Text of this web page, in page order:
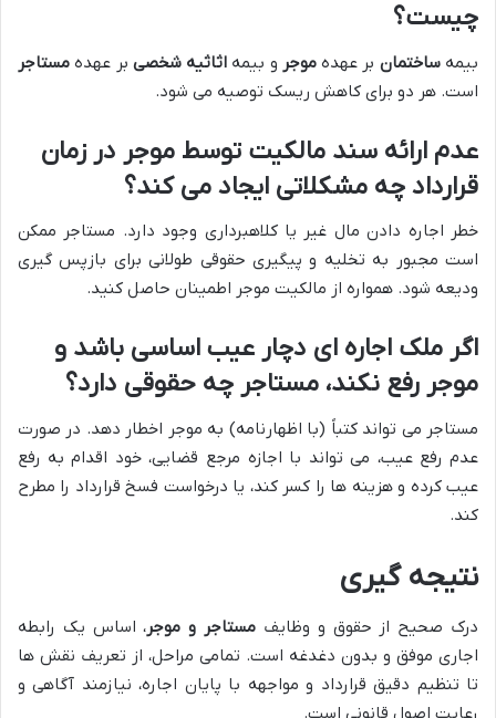
چیست؟
بیمهساختمان بر عهدهموجر و بیمه اثاثیه شخصی بر عهده مستاجر
است. هر دو برای کاهش ریسک توصیه می شود.
عدم ارائه سند مالکیت توسط موجر در زمان
قرارداد چه مشکلاتی ایجاد می کند؟
خطر اجاره دادن مال غیر یا کلاهبرداری وجود دارد. مستاجر ممکن
است مجبور به تخلیه و پیگیری حقوقی طولانی برای بازپس گیری
ودیعه شود. همواره از مالکیت موجر اطمینان حاصل کنید.
اگر ملک اجاره ای دچار عیب اساسی باشد و
موجر رفع نکند، مستاجر چه حقوقی دارد؟
مستاجر می تواند کتباً (با اظهارنامه) به موجر اخطار دهد. در صورت
عدم رفع عیب، می تواند با اجازه مرجع قضایی، خود اقدام به رفع
عیب کرده و هزینه ها را کسر کند، یا درخواست فسخ قرارداد را مطرح
کند.
نتیجه گیری
درک صحیح از حقوق و وظایف مستاجر و موجر، اساس یک رابطه
اجاری موفق و بدون دغدغه است. تمامی مراحل، از تعریف نقش ها
تا تنظیم دقیق قرارداد و مواجهه با پایان اجاره، نیازمند آگاهی و
رعایت اصول قانونی است.